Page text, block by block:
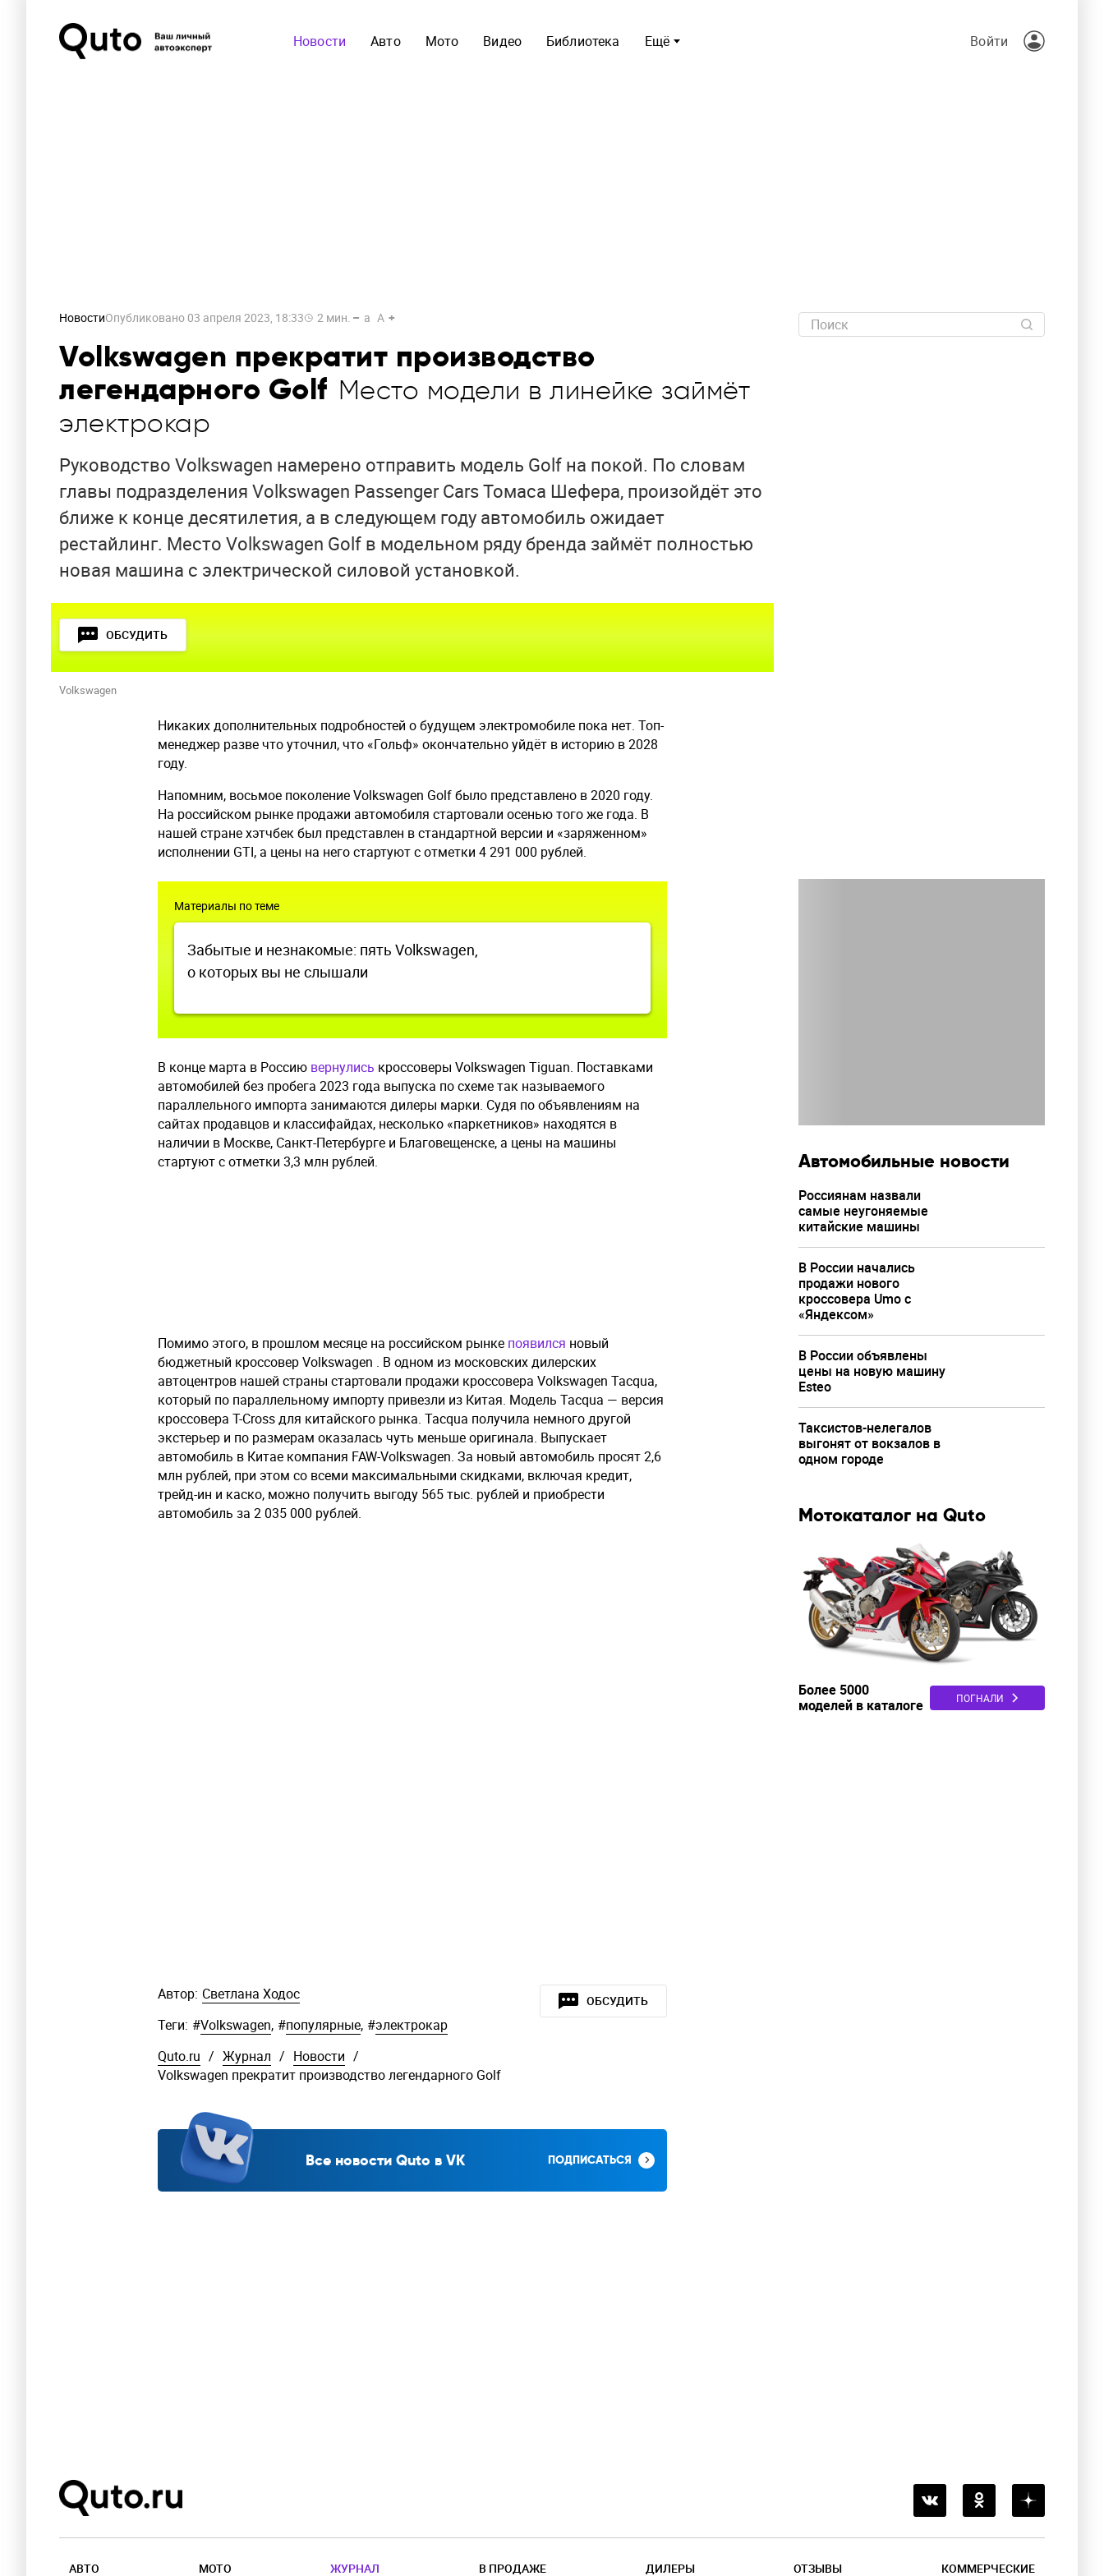
Ещё
Новости Авто Мото Видео Библиотека Войти
НовостиОпубликовано 03 апреля 2023, 18:33 2 мин. a A
Volkswagen прекратит производство
легендарного Golf Место модели в линейке займёт
электрокар
Руководство Volkswagen намерено отправить модель Golf на покой. По словам
главы подразделения Volkswagen Passenger Cars Томаса Шефера, произойдёт это
ближе к конце десятилетия, а в следующем году автомобиль ожидает
рестайлинг. Место Volkswagen Golf в модельном ряду бренда займёт полностью
новая машина с электрической силовой установкой.
ОБСУДИТЬ
Volkswagen
Никаких дополнительных подробностей о будущем электромобиле пока нет. Топ-
менеджер разве что уточнил, что «Гольф» окончательно уйдёт в историю в 2028
году.
Напомним, восьмое поколение Volkswagen Golf было представлено в 2020 году.
На российском рынке продажи автомобиля стартовали осенью того же года. В
нашей стране хэтчбек был представлен в стандартной версии и «заряженном»
исполнении GTI, а цены на него стартуют с отметки 4 291 000 рублей.
Материалы по теме
Забытые и незнакомые: пять Volkswagen,
о которых вы не слышали
В конце марта в Россию вернулись кроссоверы Volkswagen Tiguan. Поставками
автомобилей без пробега 2023 года выпуска по схеме так называемого
параллельного импорта занимаются дилеры марки. Судя по объявлениям на
сайтах продавцов и классифайдах, несколько «паркетников» находятся в
наличии в Москве, Санкт-Петербурге и Благовещенске, а цены на машины
стартуют с отметки 3,3 млн рублей.
Помимо этого, в прошлом месяце на российском рынке появился новый
бюджетный кроссовер Volkswagen . В одном из московских дилерских
автоцентров нашей страны стартовали продажи кроссовера Volkswagen Tacqua,
который по параллельному импорту привезли из Китая. Модель Tacqua — версия
кроссовера T-Cross для китайского рынка. Tacqua получила немного другой
экстерьер и по размерам оказалась чуть меньше оригинала. Выпускает
автомобиль в Китае компания FAW-Volkswagen. За новый автомобиль просят 2,6
млн рублей, при этом со всеми максимальными скидками, включая кредит,
трейд-ин и каско, можно получить выгоду 565 тыс. рублей и приобрести
автомобиль за 2 035 000 рублей.
ОБСУДИТЬ
Автор: Светлана Ходос
Теги: #Volkswagen, #популярные, #электрокар
Quto.ru / Журнал / Новости /
Volkswagen прекратит производство легендарного Golf
Все новости Quto в VK ПОДПИСАТЬСЯ
Автомобильные новости
Россиянам назвали
самые неугоняемые
китайские машины
В России начались
продажи нового
кроссовера Umo с
«Яндексом»
В России объявлены
цены на новую машину
Esteo
Таксистов-нелегалов
выгонят от вокзалов в
одном городе
Мотокаталог на Quto
Более 5000
моделей в каталоге
ПОГНАЛИ
АВТО МОТО ЖУРНАЛ В ПРОДАЖЕ ДИЛЕРЫ ОТЗЫВЫ КОММЕРЧЕСКИЕ